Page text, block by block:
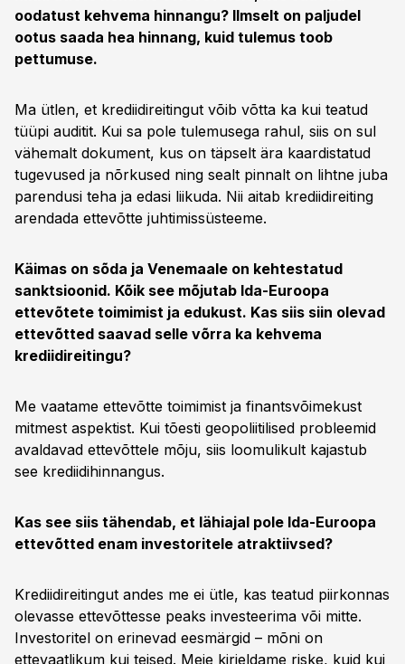
oodatust kehvema hinnangu? Ilmselt on paljudel
ootus saada hea hinnang, kuid tulemus toob
pettumuse.
Ma ütlen, et krediidireitingut võib võtta ka kui teatud
tüüpi auditit. Kui sa pole tulemusega rahul, siis on sul
vähemalt dokument, kus on täpselt ära kaardistatud
tugevused ja nõrkused ning sealt pinnalt on lihtne juba
parendusi teha ja edasi liikuda. Nii aitab krediidireiting
arendada ettevõtte juhtimissüsteeme.
Käimas on sõda ja Venemaale on kehtestatud
sanktsioonid. Kõik see mõjutab Ida-Euroopa
ettevõtete toimimist ja edukust. Kas siis siin olevad
ettevõtted saavad selle võrra ka kehvema
krediidireitingu?
Me vaatame ettevõtte toimimist ja finantsvõimekust
mitmest aspektist. Kui tõesti geopoliitilised probleemid
avaldavad ettevõttele mõju, siis loomulikult kajastub
see krediidihinnangus.
Kas see siis tähendab, et lähiajal pole Ida-Euroopa
ettevõtted enam investoritele atraktiivsed?
Krediidireitingut andes me ei ütle, kas teatud piirkonnas
olevasse ettevõttesse peaks investeerima või mitte.
Investoritel on erinevad eesmärgid – mõni on
ettevaatlikum kui teised. Meie kirjeldame riske, kuid kui